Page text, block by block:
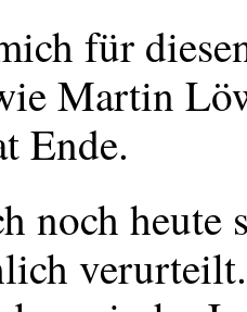
für
Martin
Ende.
noch